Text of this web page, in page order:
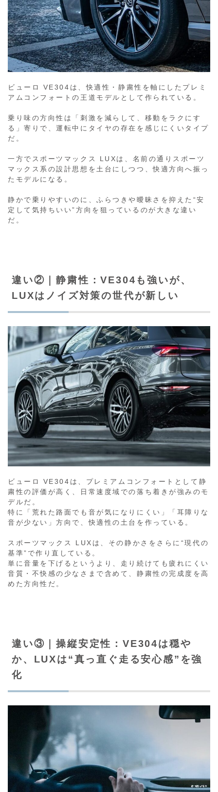
ビューロ VE304は、快適性・静粛性を軸にしたプレミ
アムコンフォートの王道モデルとして作られている。
乗り味の方向性は「刺激を減らして、移動をラクにす
る」寄りで、運転中にタイヤの存在を感じにくいタイプ
だ。
一方でスポーツマックス LUXは、名前の通りスポーツ
マックス系の設計思想を土台にしつつ、快適方向へ振っ
たモデルになる。
静かで乗りやすいのに、ふらつきや曖昧さを抑えた“安
定して気持ちいい”方向を狙っているのが大きな違い
だ。
違い②｜静粛性：VE304も強いが、
LUXはノイズ対策の世代が新しい
ビューロ VE304は、プレミアムコンフォートとして静
粛性の評価が高く、日常速度域での落ち着きが強みのモ
デルだ。
特に「荒れた路面でも音が気になりにくい」「耳障りな
音が少ない」方向で、快適性の土台を作っている。
スポーツマックス LUXは、その静かさをさらに“現代の
基準”で作り直している。
単に音量を下げるというより、走り続けても疲れにくい
音質・不快感の少なさまで含めて、静粛性の完成度を高
めた方向性だ。
違い③｜操縦安定性：VE304は穏や
か、LUXは“真っ直ぐ走る安心感”を強
化